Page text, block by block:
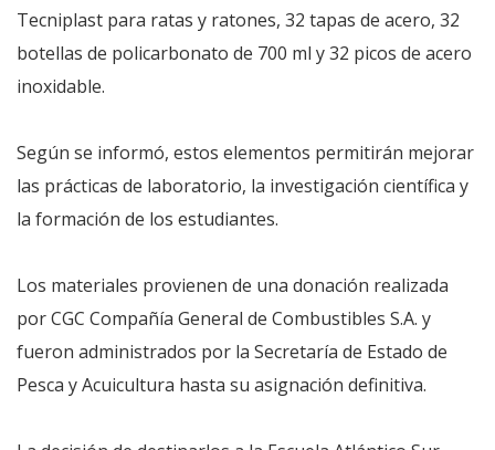
Tecniplast para ratas y ratones, 32 tapas de acero, 32
botellas de policarbonato de 700 ml y 32 picos de acero
inoxidable.
Según se informó, estos elementos permitirán mejorar
las prácticas de laboratorio, la investigación científica y
la formación de los estudiantes.
Los materiales provienen de una donación realizada
por CGC Compañía General de Combustibles S.A. y
fueron administrados por la Secretaría de Estado de
Pesca y Acuicultura hasta su asignación definitiva.